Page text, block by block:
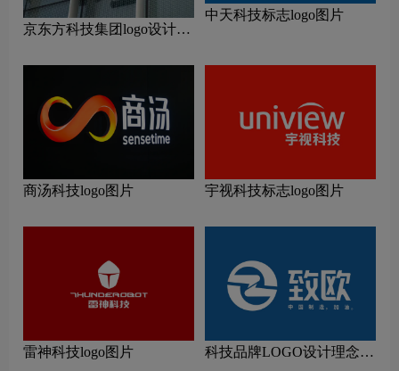
京东方科技集团logo设计含
中天科技标志logo图片
商汤科技logo图片 宇视科技标志logo图片
雷神科技logo图片
科技品牌LOGO设计理念解